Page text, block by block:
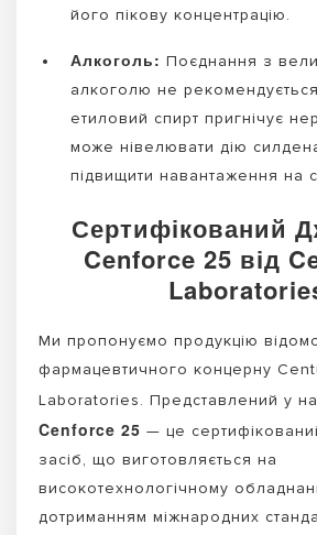
його пікову концентрацію.
Алкоголь: Поєднання з
алкоголю не
етиловий спирт пригнічує
може нівелювати дію
підвищити навантаження на
Сертифікований
Cenforce 25 від
Ми пропонуємо продукцію
фармацевтичного концерну
Laboratories. Представлений у
Cenforce 25 — це
засіб, що виготовляється на
високотехнологічному
дотриманням міжнародних